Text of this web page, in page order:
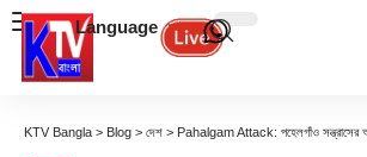
Language
KTV Bangla > Blog > দেশ > Pahalgam Attack: পহেলগাঁও সন্ত্রাসের আবহে সর্বদলীয়